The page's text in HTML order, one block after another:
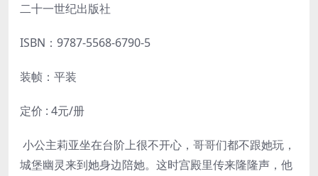
二十一世纪出版社
ISBN： 9787-5568-6790-5
装帧：平装
定价 : 4元/册
小公主莉亚坐在台阶上很不开心，哥哥们都不跟她玩，
城堡幽灵来到她身边陪她。这时宫殿里传来隆隆声，他